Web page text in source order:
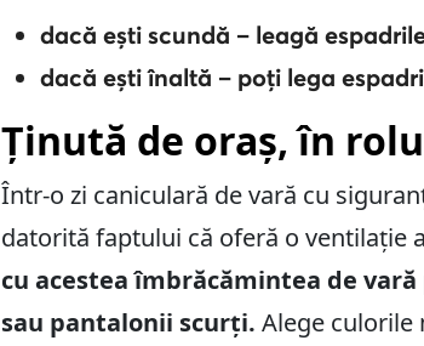
dacă ești scundă – leagă
dacă ești înaltă – poți lega
Ținută de oraș, în
Într-o zi caniculară de vară cu
datorită faptului că oferă o ventilație
cu acestea îmbrăcămintea de
sau pantalonii scurți. Alege